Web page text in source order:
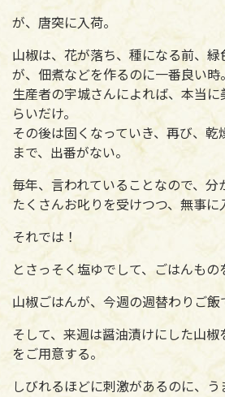
が、唐突に入荷。
山椒は、花が落ち、種になる前、
が、佃煮などを作るのに一番良い時。
生産者の宇城さんによれば、本当に
らいだけ。
その後は固くなっていき、再び、乾
まで、出番がない。
毎年、言われていることなので、分
たくさんお叱りを受けつつ、無事に
それでは！
とさっそく塩ゆでして、ごはんもの
山椒ごはんが、今週の週替わりご飯
そして、来週は醤油漬けにした山
をご用意する。
しびれるほどに刺激があるのに、